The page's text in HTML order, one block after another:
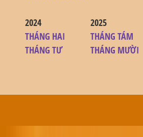
2024
THÁNG HAI
THÁNG TƯ
2025
THÁNG TÁM
THÁNG MƯỜI